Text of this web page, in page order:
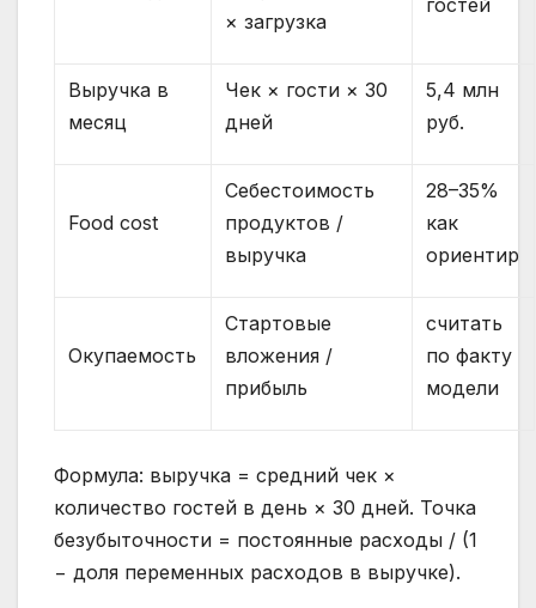
× загрузка
гостей
Выручка в
месяц
Чек × гости × 30
дней
5,4 млн
руб.
Food cost
Себестоимость
продуктов /
выручка
28–35%
как
ориентир
Окупаемость
Стартовые
вложения /
прибыль
считать
по факту
модели
Формула: выручка = средний чек ×
количество гостей в день × 30 дней. Точка
безубыточности = постоянные расходы / (1
− доля переменных расходов в выручке).